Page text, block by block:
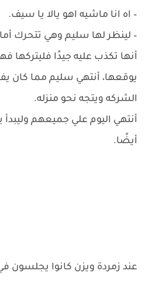
– ‏اه انا ماشيه اهو يالا يا سيف.
– ‏لينظر لها سليم وهي تتحرك
أنها تكذب عليه جيدًا فليتركها
يوقعها، أنتهي سليم مما كان
الشركه ويتجه نحو منزله.
أنتهي اليوم علي جميعهم
أيضًا.
عند زمردة ويزن كانوا يجلسون